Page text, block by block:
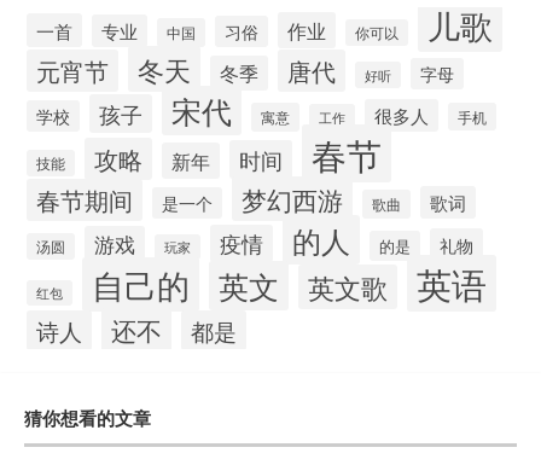
一首 专业 中国 习俗 作业 你可以 儿歌
元宵节 冬天 冬季 唐代 好听
字母
学校
孩子 宋代 寓意 工作 很多人 手机
技能 攻略 新年 时间 春节
春节期间 是一个 梦幻西游 歌曲 歌词
汤圆 游戏 玩家 疫情 的人 的是 礼物
红包 自己的 英文 英文歌 英语
诗人 还不 都是
猜你想看的文章